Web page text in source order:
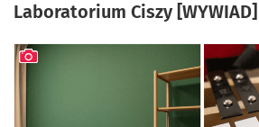
Laboratorium Ciszy [WYWIAD]